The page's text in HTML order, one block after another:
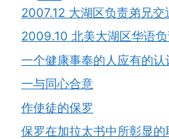
2007.12 大湖区负责弟兄交
2009.10 北美大湖区华语
一个健康事奉的人应有的
一与同心合意
作使徒的保罗
保罗在加拉太书中所彰显的